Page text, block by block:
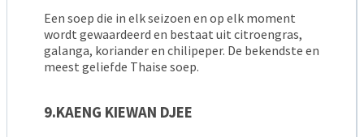
Een soep die in elk seizoen en op elk moment
wordt gewaardeerd en bestaat uit citroengras,
galanga, koriander en chilipeper. De bekendste en
meest geliefde Thaise soep.
9.KAENG KIEWAN DJEE